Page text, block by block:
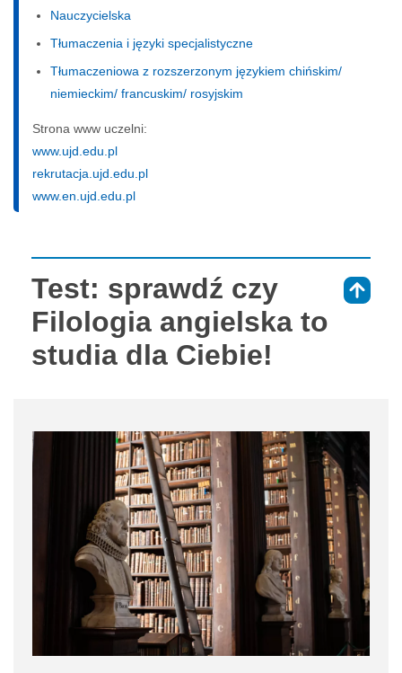
Nauczycielska
Tłumaczenia i języki specjalistyczne
Tłumaczeniowa z rozszerzonym językiem chińskim/
niemieckim/ francuskim/ rosyjskim
Strona www uczelni:
www.ujd.edu.pl
rekrutacja.ujd.edu.pl
www.en.ujd.edu.pl
Test: sprawdź czy
Filologia angielska to
studia dla Ciebie!